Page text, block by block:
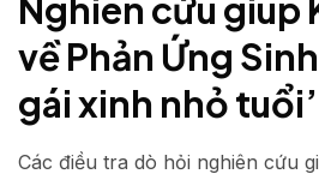
Nghiên cứu giúp
về Phản Ứng
gái xinh nhỏ tuổi’
Các điều tra dò hỏi nghiên cứu